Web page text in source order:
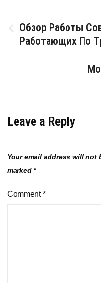
Post
navigation
Обзор Работы
Работающих По
Leave a Reply
Your email address will not
marked *
Comment*